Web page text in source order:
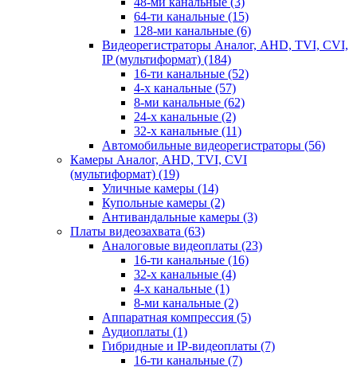
64-ти канальные (15)
128-ми канальные (6)
Видеорегистраторы Аналог, AHD, TVI, CVI,
IP (мультиформат) (184)
16-ти канальные (52)
4-х канальные (57)
8-ми канальные (62)
24-х канальные (2)
32-х канальные (11)
Автомобильные видеорегистраторы (56)
Камеры Аналог, AHD, TVI, CVI
(мультиформат) (19)
Уличные камеры (14)
Купольные камеры (2)
Антивандальные камеры (3)
Платы видеозахвата (63)
Аналоговые видеоплаты (23)
16-ти канальные (16)
32-х канальные (4)
4-х канальные (1)
8-ми канальные (2)
Аппаратная компрессия (5)
Аудиоплаты (1)
Гибридные и IP-видеоплаты (7)
16-ти канальные (7)